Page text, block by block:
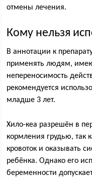
отмены лечения.
Кому нельзя
В аннотации к
применять людям,
непереносимость
рекомендуется
младше 3 лет.
Хило-кеа разрешён в
кормления грудью, так
кровоток и оказывать
ребёнка. Однако его
беременности